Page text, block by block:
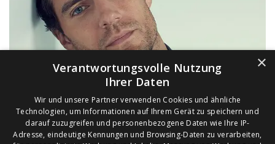
×
Verantwortungsvolle Nutzung
Ihrer Daten
Wir und unsere Partner verwenden Cookies und ähnliche
Technologien, um Informationen auf Ihrem Gerät zu speichern und
darauf zuzugreifen und personenbezogene Daten wie Ihre IP-
Adresse, eindeutige Kennungen und Browsing-Daten zu verarbeiten,